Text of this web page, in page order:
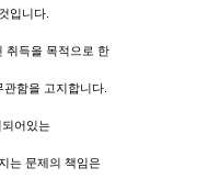
입니다.
취득을 목적으로 한
함을 고지합니다.
어있는
는 문제의 책임은